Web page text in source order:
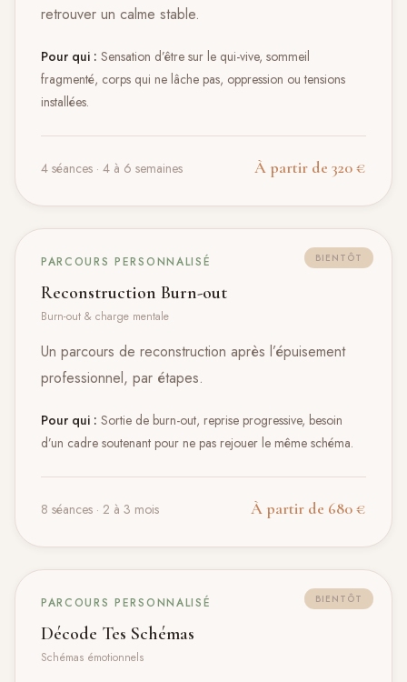
retrouver un calme stable.
Pour qui : Sensation d’être sur le qui-vive, sommeil
fragmenté, corps qui ne lâche pas, oppression ou tensions
installées.
4 séances · 4 à 6 semaines À partir de 320 €
BIENTÔT
PARCOURS PERSONNALISÉ
Reconstruction Burn-out
Burn-out & charge mentale
Un parcours de reconstruction après l’épuisement
professionnel, par étapes.
Pour qui : Sortie de burn-out, reprise progressive, besoin
d’un cadre soutenant pour ne pas rejouer le même schéma.
8 séances · 2 à 3 mois À partir de 680 €
BIENTÔT
PARCOURS PERSONNALISÉ
Décode Tes Schémas
Schémas émotionnels